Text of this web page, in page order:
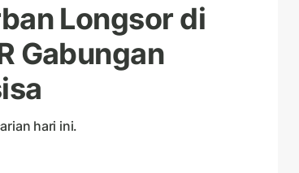
Longsor di
Gabungan
hari ini.